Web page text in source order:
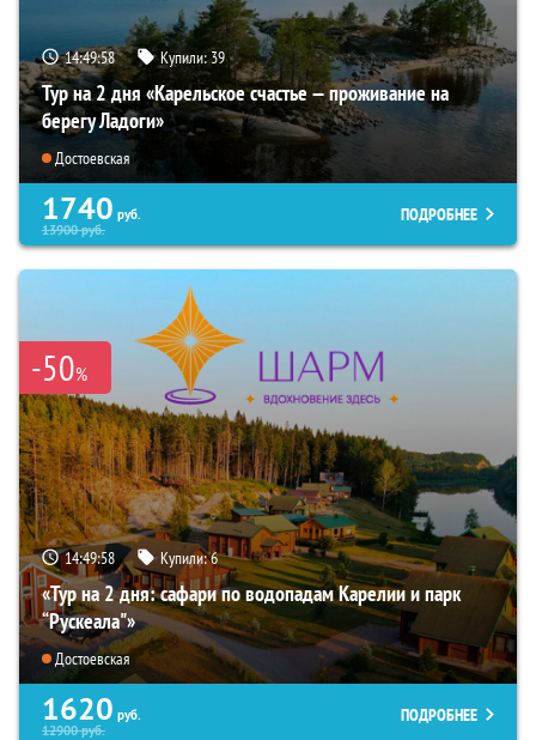
14:49:57 Купили:39
Тур на 2 дня «Карельское счастье — проживание на
берегу Ладоги»
Достоевская
1740 руб.
13900руб.
ПОДРОБНЕЕ
-50%
14:49:57 Купили:6
«Тур на 2 дня: сафари по водопадам Карелии и парк
“Рускеала"»
Достоевская
1620 руб.
12900руб.
ПОДРОБНЕЕ